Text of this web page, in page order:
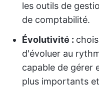
les outils de
de comptabilité.
Évolutivité :
d'évoluer au
capable de gérer
plus importants